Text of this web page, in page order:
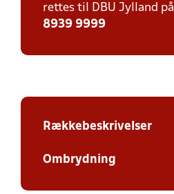
rettes til DBU Jylland på
8939 9999
Rækkebeskrivelser
Ombrydning